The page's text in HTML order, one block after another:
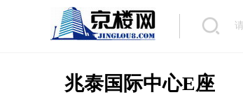
兆泰国际中心E座